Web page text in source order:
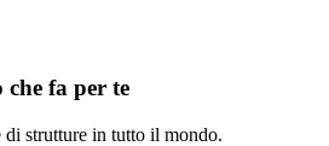
fa per te
strutture in tutto il mondo.